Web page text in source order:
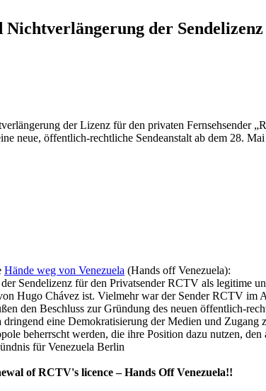
der
der Lizenz für den privaten Fernsehsender
neue, öffentlich-rechtliche Sendeanstalt ab dem 28.
Hände weg von Venezuela (Hands off Venezuela):
Sendelizenz für den Privatsender RCTV als legitime
Hugo Chávez ist. Vielmehr war der Sender RCTV
den Beschluss zur Gründung des neuen öffentlich-
eine Demokratisierung der Medien und
beherrscht werden, die ihre Position dazu nutzen,
für Venezuela Berlin
of RCTV's licence – Hands Off Venezuela!!